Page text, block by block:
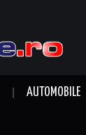
AUTOMOBILE